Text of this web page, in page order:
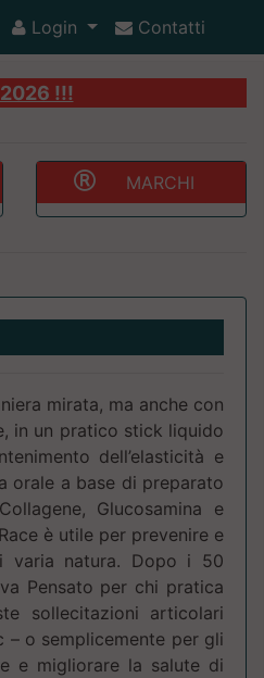
Login Contatti
!!!
MARCHI
mirata, ma anche con
in un pratico stick liquido
dell’elasticità e
orale a base di preparato
Glucosamina e
è utile per prevenire e
varia natura. Dopo i 50
Pensato per chi pratica
sollecitazioni articolari
o semplicemente per gli
e migliorare la salute di